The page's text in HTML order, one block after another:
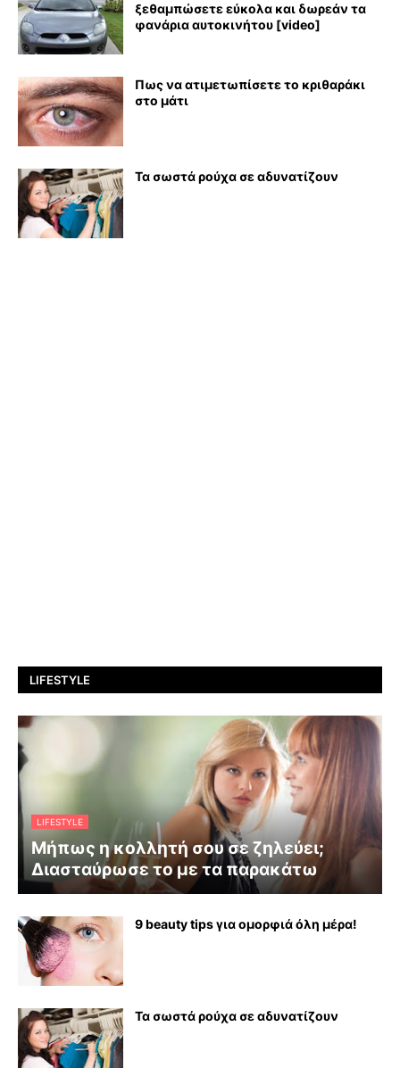
ξεθαμπώσετε εύκολα και δωρεάν τα
φανάρια αυτοκινήτου [video]
Πως να ατιμετωπίσετε το κριθαράκι
στο μάτι
Τα σωστά ρούχα σε αδυνατίζουν
LIFESTYLE
LIFESTYLE
Μήπως η κολλητή σου σε ζηλεύει;
Διασταύρωσε το με τα παρακάτω
9 beauty tips για ομορφιά όλη μέρα!
Τα σωστά ρούχα σε αδυνατίζουν